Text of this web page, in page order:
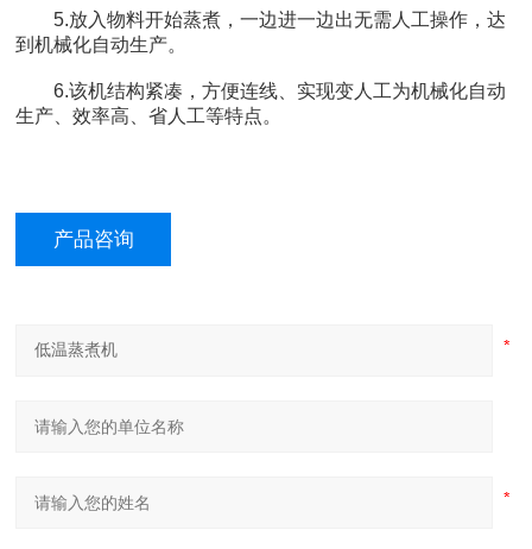
5.放入物料开始蒸煮，一边进一边出无需人工操作，达
到机械化自动生产。
6.该机结构紧凑，方便连线、实现变人工为机械化自动
生产、效率高、省人工等特点。
产品咨询